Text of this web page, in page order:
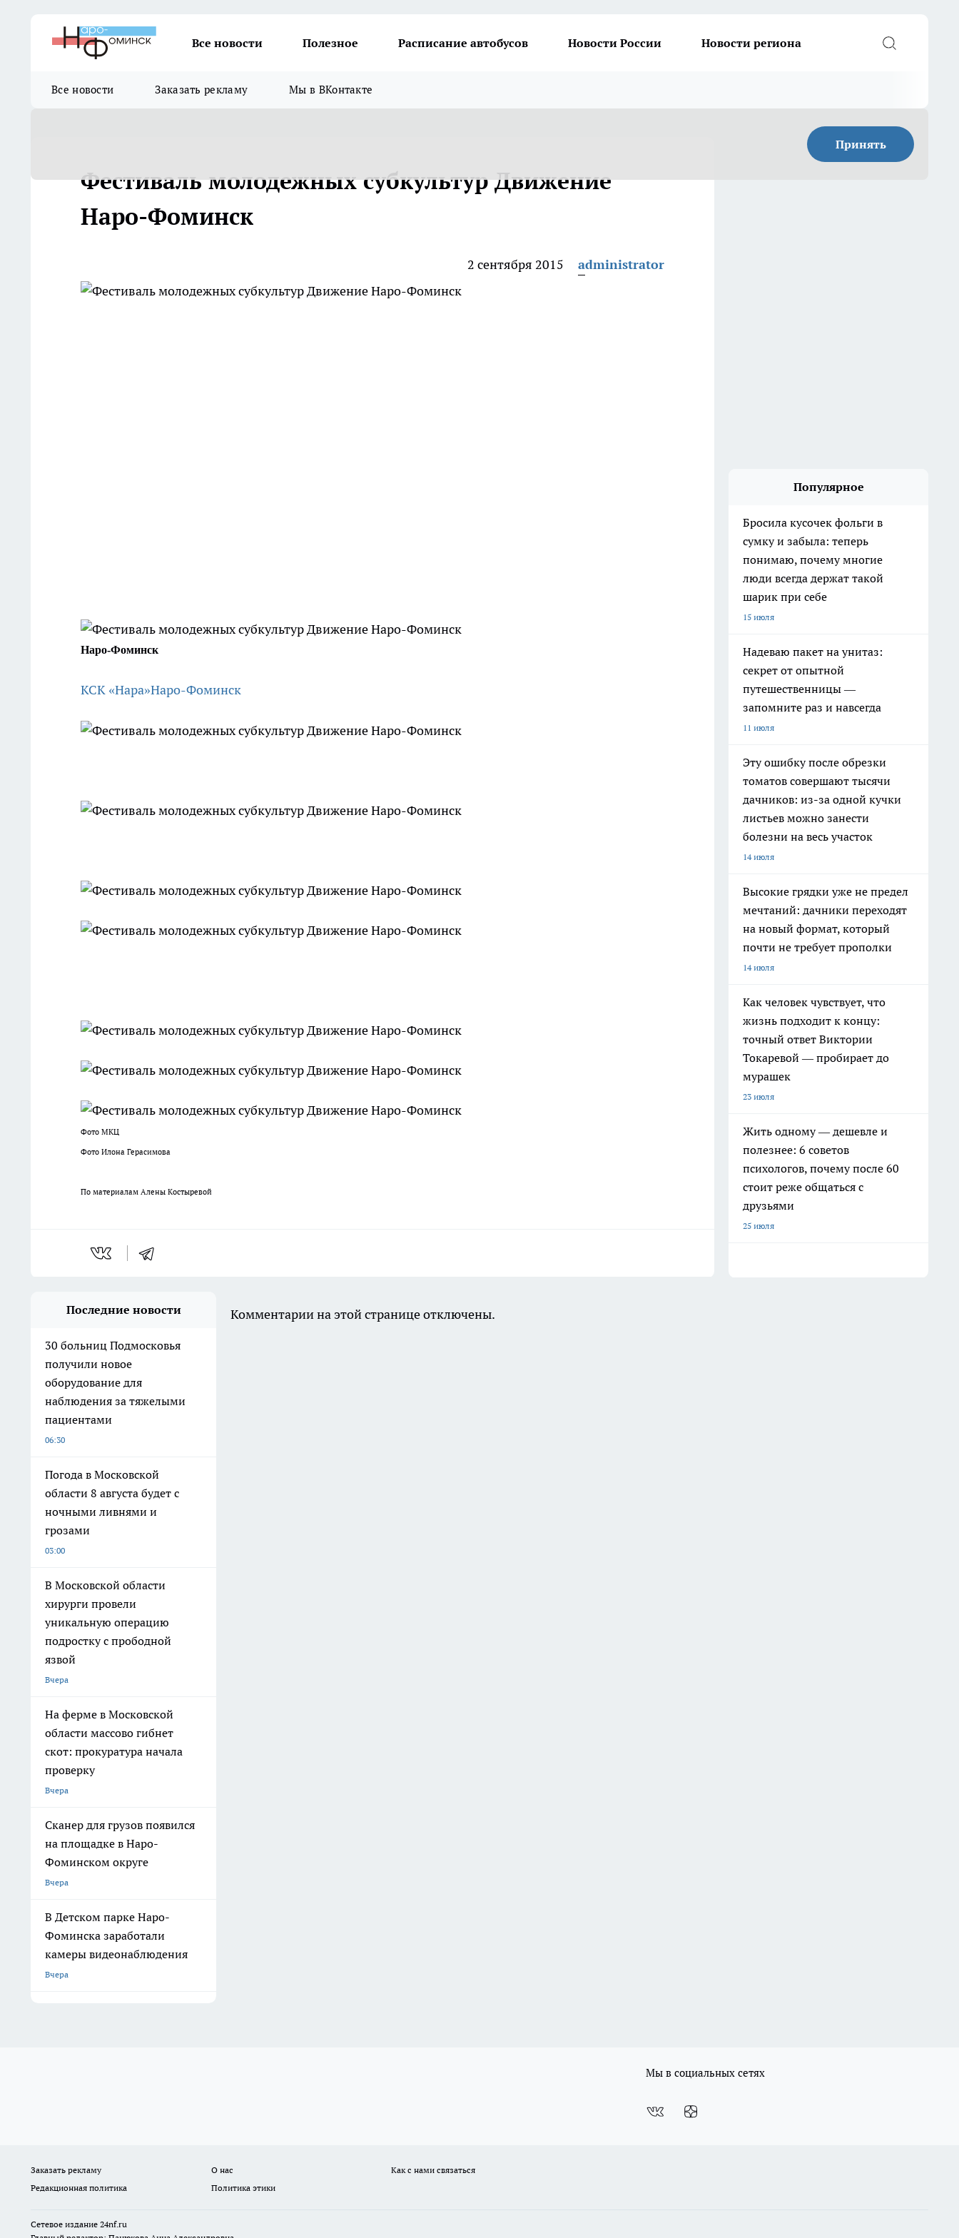
Все новости Полезное Расписание автобусов Новости России Новости региона
Все новости Заказать рекламу Мы в ВКонтакте
Принять
Фестиваль молодежных субкультур Движение
Наро-Фоминск
2 сентября 2015 administrator
Наро-Фоминск
КСК «Нара»Наро-Фоминск
Фото МКЦ
Фото Илона Герасимова
По материалам Алены Костыревой
Популярное
Бросила кусочек фольги в
сумку и забыла: теперь
понимаю, почему многие
люди всегда держат такой
шарик при себе
15 июля
Надеваю пакет на унитаз:
секрет от опытной
путешественницы —
запомните раз и навсегда
11 июля
Эту ошибку после обрезки
томатов совершают тысячи
дачников: из-за одной кучки
листьев можно занести
болезни на весь участок
14 июля
Высокие грядки уже не предел
мечтаний: дачники переходят
на новый формат, который
почти не требует прополки
14 июля
Как человек чувствует, что
жизнь подходит к концу:
точный ответ Виктории
Токаревой — пробирает до
мурашек
23 июля
Жить одному — дешевле и
полезнее: 6 советов
психологов, почему после 60
стоит реже общаться с
друзьями
25 июля
Последние новости
30 больниц Подмосковья
получили новое
оборудование для
наблюдения за тяжелыми
пациентами
06:30
Погода в Московской
области 8 августа будет с
ночными ливнями и
грозами
03:00
В Московской области
хирурги провели
уникальную операцию
подростку с прободной
язвой
Вчера
На ферме в Московской
области массово гибнет
скот: прокуратура начала
проверку
Вчера
Сканер для грузов появился
на площадке в Наро-
Фоминском округе
Вчера
В Детском парке Наро-
Фоминска заработали
камеры видеонаблюдения
Вчера
Комментарии на этой странице отключены.
Мы в социальных сетях
Заказать рекламу О нас
Как с нами связаться
Редакционная политика
Политика этики
Сетевое издание 24nf.ru